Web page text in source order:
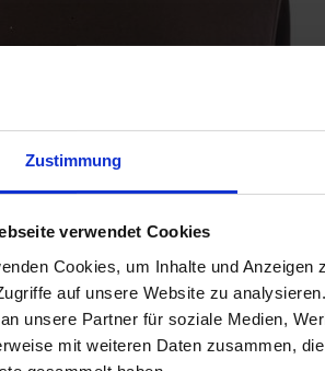
Zustimmung
verwendet Cookies
Cookies, um Inhalte und
auf unsere Website zu
unsere Partner für soziale Medien,
mit weiteren Daten zusammen,